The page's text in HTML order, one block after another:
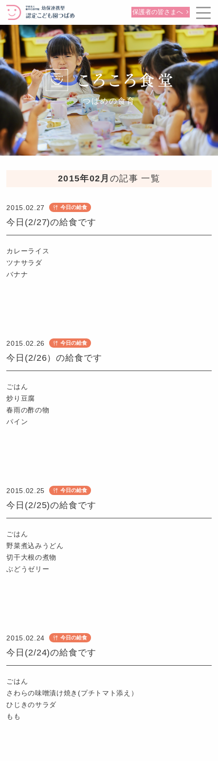
保護者の皆さまへ
つばめの食育
2015年02月 の記事 一覧
2015.02.27 今日の給食
今日(2/27)の給食です
カレーライス
ツナサラダ
バナナ
も
園
つ
ば
め
2015.02.26 今日の給食
今日(2/26）の給食です
ごはん
炒り豆腐
春雨の酢の物
パイン
も
園
つ
ば
め
2015.02.25 今日の給食
今日(2/25)の給食です
ごはん
野菜煮込みうどん
切干大根の煮物
ぶどうゼリー
も
園
つ
ば
め
2015.02.24 今日の給食
今日(2/24)の給食です
ごはん
さわらの味噌漬け焼き(プチトマト添え）
ひじきのサラダ
もも